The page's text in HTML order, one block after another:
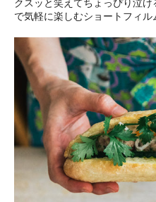
クスッと笑えてちょっぴり泣
で気軽に楽しむショートフィル